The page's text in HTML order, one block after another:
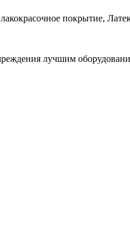
покрытие,
лучшим